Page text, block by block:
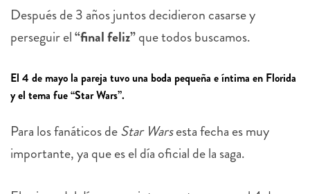
Después de 3 años juntos decidieron casarse y
perseguir el“final feliz”que todos buscamos.
El 4 de mayo la pareja tuvo una boda pequeña e íntima en Florida
y el tema fue “Star Wars”.
Para los fanáticos deStar Warsesta fecha es muy
importante, ya que es el día oficial de la saga.